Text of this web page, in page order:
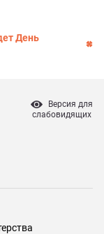
День
Версия для
слабовидящих